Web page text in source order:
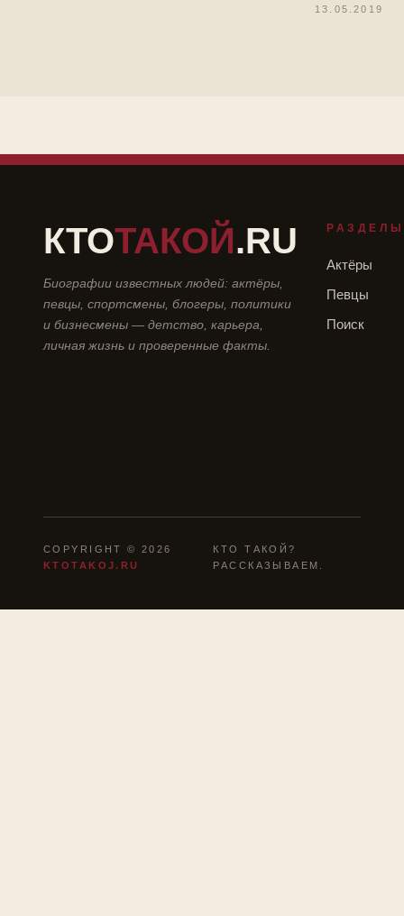
13.05.2019
КТОТАКОЙ.RU
Биографии известных людей: актёры,
певцы, спортсмены, блогеры, политики
и бизнесмены — детство, карьера,
личная жизнь и проверенные факты.
РАЗДЕЛЫ
Актёры
Певцы
Поиск
COPYRIGHT © 2026
KTOTAKOJ.RU
КТО ТАКОЙ?
РАССКАЗЫВАЕМ.